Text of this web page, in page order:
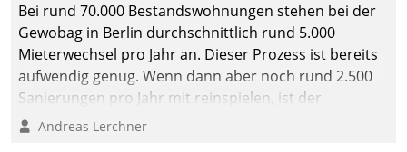
Bei rund 70.000 Bestandswohnungen stehen bei der
Gewobag in Berlin durchschnittlich rund 5.000
Mieterwechsel pro Jahr an. Dieser Prozess ist bereits
aufwendig genug. Wenn dann aber noch rund 2.500
Sanierungen pro Jahr mit reinspielen, ist der
Betreuungs- und Organisationsaufwand immens. Im
Andreas Lerchner